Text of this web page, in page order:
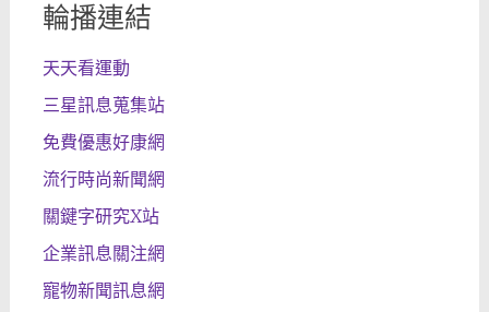
輪播連結
天天看運動
三星訊息蒐集站
免費優惠好康網
流行時尚新聞網
關鍵字研究X站
企業訊息關注網
寵物新聞訊息網